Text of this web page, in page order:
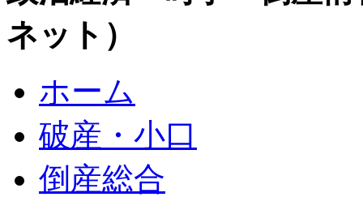
ネット）
ホーム
破産・小口
倒産総合